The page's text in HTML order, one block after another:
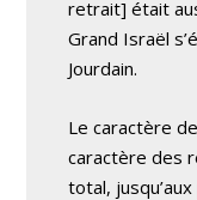
retrait] était
Grand Israël
Jourdain.
Le caractère
caractère des
total,